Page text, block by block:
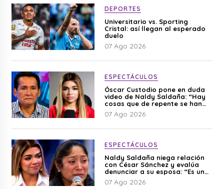
DEPORTES
Universitario vs. Sporting
Cristal: así llegan al esperado
duelo
07 Ago 2026
ESPECTÁCULOS
Óscar Custodio pone en duda
video de Naldy Saldaña: “Hay
cosas que de repente se han
editado”
07 Ago 2026
ESPECTÁCULOS
Naldy Saldaña niega relación
con César Sánchez y evalúa
denunciar a su esposa: “Es una
difamación”
07 Ago 2026